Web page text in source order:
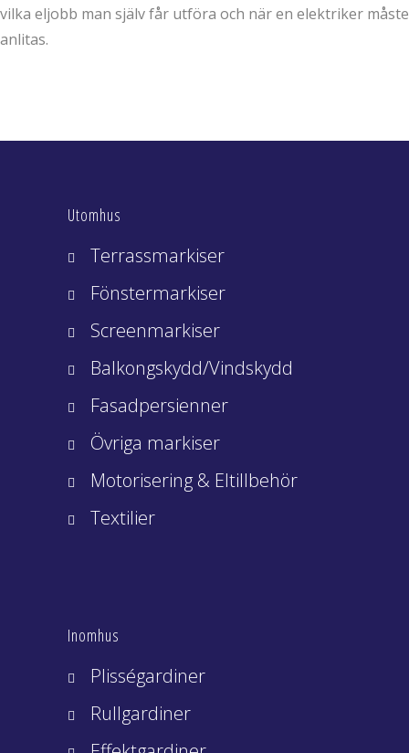
vilka eljobb man själv får utföra och när en elektriker måste
anlitas.
Utomhus
Terrassmarkiser
Fönstermarkiser
Screenmarkiser
Balkongskydd/Vindskydd
Fasadpersienner
Övriga markiser
Motorisering & Eltillbehör
Textilier
Inomhus
Plisségardiner
Rullgardiner